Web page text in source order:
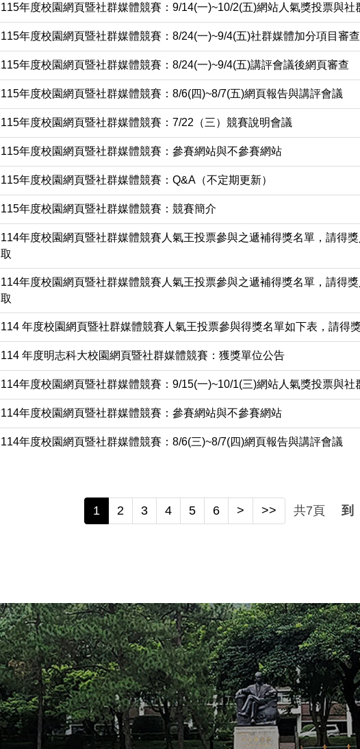
115年度校園網頁暨社群媒體競賽：9/14(一)~10/2(五)網站人氣獎投票與社
115年度校園網頁暨社群媒體競賽：8/24(一)~9/4(五)社群媒體加分項目審查
115年度校園網頁暨社群媒體競賽：8/24(一)~9/4(五)講評會議後網頁審查
115年度校園網頁暨社群媒體競賽：8/6(四)~8/7(五)網頁報告與講評會議
115年度校園網頁暨社群媒體競賽：7/22（三）競賽說明會議
115年度校園網頁暨社群媒體競賽：參賽網站與不參賽網站
115年度校園網頁暨社群媒體競賽：Q&A（不定期更新）
115年度校園網頁暨社群媒體競賽：競賽簡介
114年度校園網頁暨社群媒體競賽人氣王投票參與之遞補得獎名單，請得
取
114年度校園網頁暨社群媒體競賽人氣王投票參與之遞補得獎名單，請得
取
114 年度校園網頁暨社群媒體競賽人氣王投票參與得獎名單如下表，請得
114 年度明志科大校園網頁暨社群媒體競賽：獲獎單位公告
114年度校園網頁暨社群媒體競賽：9/15(一)~10/1(三)網站人氣獎投票與社
114年度校園網頁暨社群媒體競賽：參賽網站與不參賽網站
114年度校園網頁暨社群媒體競賽：8/6(三)~8/7(四)網頁報告與講評會議
1 2 3 4 5 6 > >> 共7頁 到